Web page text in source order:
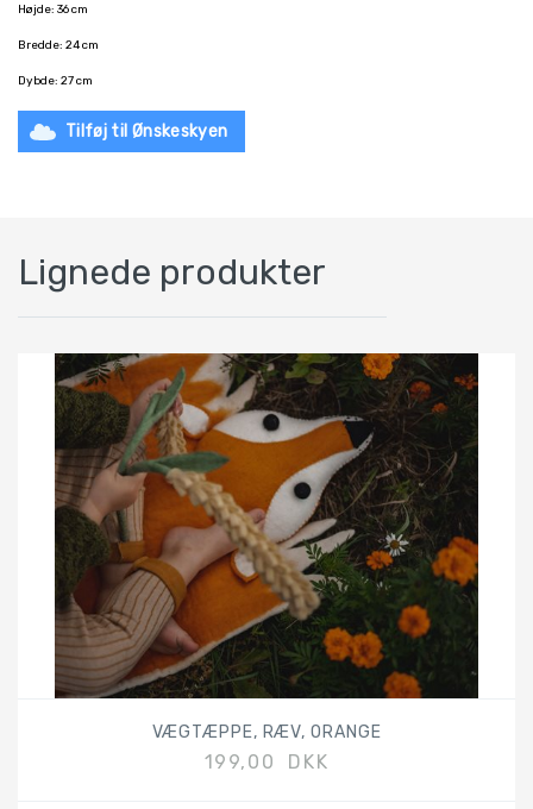
Højde: 36 cm
Bredde: 24 cm
​​​​​​​Dybde: 27 cm
Tilføj til Ønskeskyen
Lignede produkter
VÆGTÆPPE, RÆV, ORANGE
199,00 DKK